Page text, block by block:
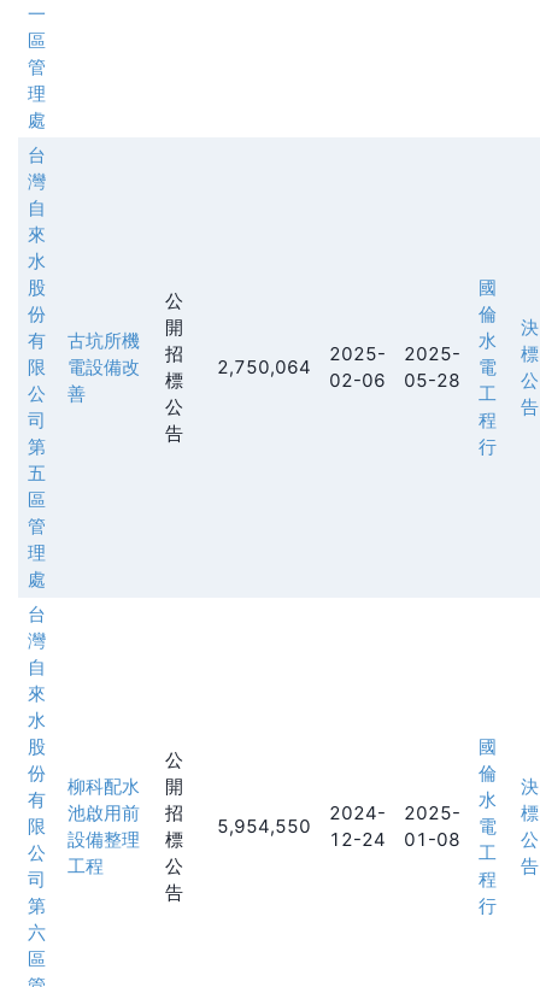
一
區
管
理
處
台
灣
自
來
水
股
份
有
限
公
司
第
五
區
管
理
處
古坑所機
電設備改
善
公
開
招
標
公
告
2,750,064
2025-
02-06
2025-
05-28
國
倫
水
電
工
程
行
決
標
公
告
台
灣
自
來
水
股
份
有
限
公
司
第
六
區
柳科配水
池啟用前
設備整理
工程
公
開
招
標
公
告
5,954,550
2024-
12-24
2025-
01-08
國
倫
水
電
工
程
行
決
標
公
告